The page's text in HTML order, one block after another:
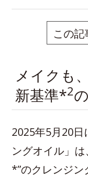
この
メイクも
新基準*2
2025年5月20
ングオイル」
*”のクレンジ